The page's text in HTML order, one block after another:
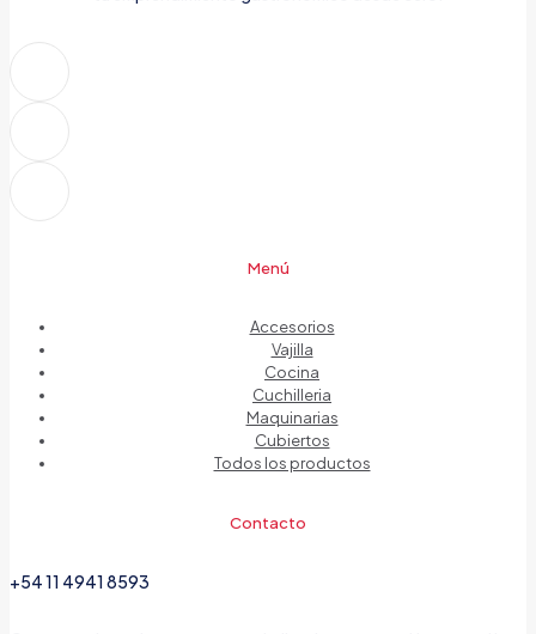
Menú
Accesorios
Vajilla
Cocina
Cuchilleria
Maquinarias
Cubiertos
Todos los productos
Contacto
+54 11 4941 8593